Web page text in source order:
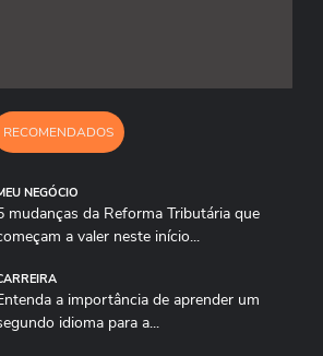
Para os usuários de
ou de instituições de
pelo Banco Central, o
instituição, seguindo os
e personalização
O impacto,
do Banco Central, é mínimo
de transações, afetando apenas
RECOMENDADOS
NEGÓCIO
mudanças da Reforma Tributária que
a valer neste início...
a importância de aprender um
idioma para a...